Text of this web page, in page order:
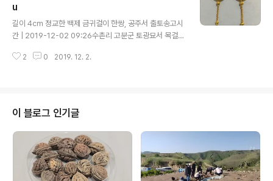
로 검색하니 가장 최근의 근황으로 2016년 방송에 출현해
저 노래를 부르는 선생이 등장하는데, 저때만 해도 제법 정
정한 모습이라, 하지만 팔순 노인들은 밤새 안녕이라 하지
않던가? 언제 어찌될 지 모르는 연세이니, 선생 역시 그렇
게 한 세상 풍미하다 갔나 보다. 기타 그의 노래들도 혹 내
u
길이 4㎝ 정교한 백제 금귀걸이 한쌍, 공주서 출토송고시
간 | 2019-12-02 09:26수촌리 고분군 토광묘서 목걸이
d Earings Found at the Site Excavated from late
ズと一緒に出て Dec. 2 ( Seoul = Yonhapnews) --
Believed to have been made as early as the en
d of the 4th century AD before Baekje moved th
e capital from Seoul t..
2 0 2019. 12. 2.
이 블로그 인기글